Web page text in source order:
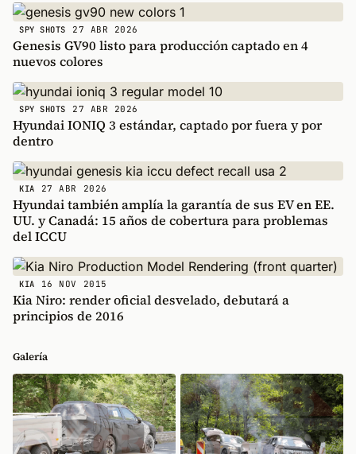
SPY SHOTS 27 ABR 2026
Genesis GV90 listo para producción captado en 4
nuevos colores
SPY SHOTS 27 ABR 2026
Hyundai IONIQ 3 estándar, captado por fuera y por
dentro
KIA 27 ABR 2026
Hyundai también amplía la garantía de sus EV en EE.
UU. y Canadá: 15 años de cobertura para problemas
del ICCU
KIA 16 NOV 2015
Kia Niro: render oficial desvelado, debutará a
principios de 2016
Galería